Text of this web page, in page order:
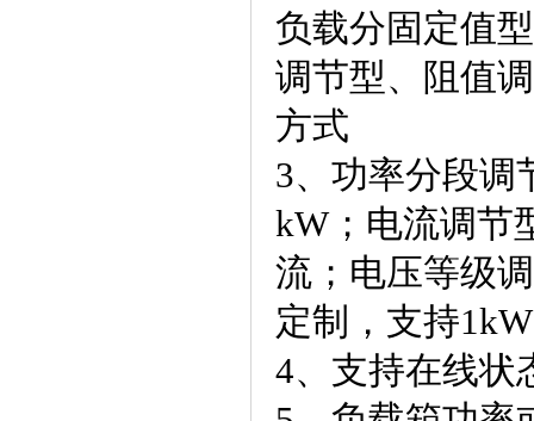
负载分固定值
调节型、阻值
方式
3、功率分段调
kW；电流调节
流；电压等级
定制，支持
4、支持在线状